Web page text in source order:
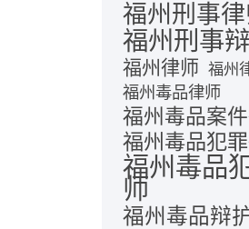
福州刑事
福州刑事
福州律师 福州
福州毒品律师
福州毒品案
福州毒品犯
福州毒品
师
福州毒品辩